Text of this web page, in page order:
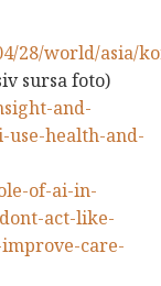
28/world/asia/
sursa foto)
and-
use-health-and-
of-ai-in-
act-like-
care-